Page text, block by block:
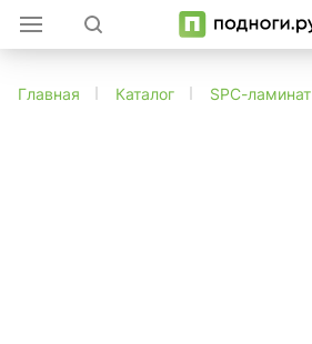
Главная Каталог SPC-ламинат